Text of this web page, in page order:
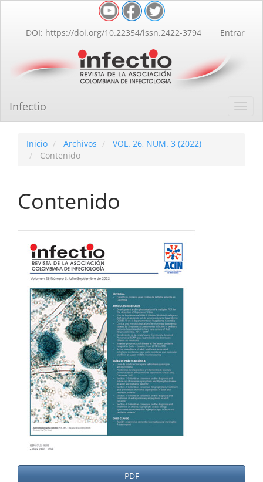
Contenido
principal
lateral
DOI: https://doi.org/10.22354/issn.2422-3794 Entrar
Infectio
Inicio Archivos
VOL. 26, NUM. 3 (2022)
Contenido
Contenido
Barra
lateral
del
artículo
PDF